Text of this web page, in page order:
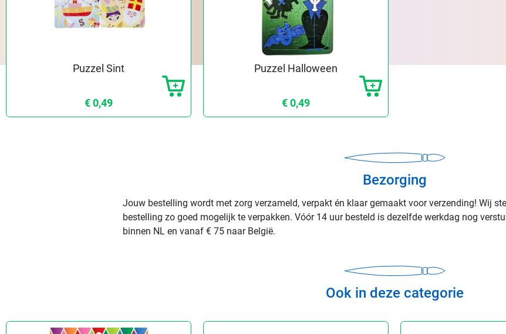
Puzzel Sint
€ 0,49
Puzzel Halloween
€ 0,49
Bezorging
Jouw bestelling wordt met zorg verzameld, verpakt én klaar gemaakt voor verzending! Wij
bestelling zo goed mogelijk te verpakken. Vóór 14 uur besteld is dezelfde werkdag nog
binnen NL en vanaf € 75 naar België.
Ook in deze categorie